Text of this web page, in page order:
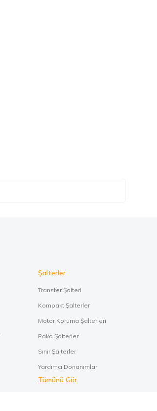
Şalterler
Transfer Şalteri
Kompakt Şalterler
Motor Koruma Şalterleri
Pako Şalterler
Sınır Şalterler
Yardımcı Donanımlar
Tümünü Gör